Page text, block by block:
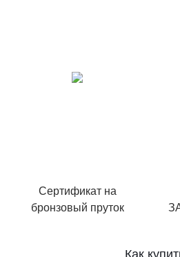
Сертификат на
бронзовый пруток
Как